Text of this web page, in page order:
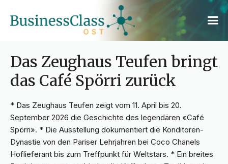
Das Zeughaus Teufen bringt
das Café Spörri zurück
* Das Zeughaus Teufen zeigt vom 11. April bis 20.
September 2026 die Geschichte des legendären «Café
Spörri». * Die Ausstellung dokumentiert die Konditoren-
Dynastie von den Pariser Lehrjahren bei Coco Chanels
Hoflieferant bis zum Treffpunkt für Weltstars. * Ein breites